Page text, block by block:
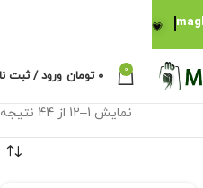
0
0 تومان ورود / ثبت
نمایش 1–12 از 44 نتیجه
💗